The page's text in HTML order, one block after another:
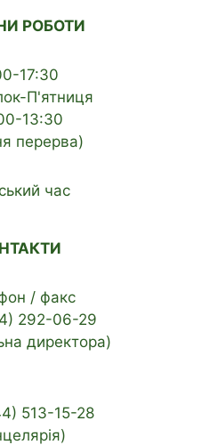
РОБОТИ
17:30
П'ятниця
13:30
перерва)
час
/ факс
292-06-29
директора)
513-15-28